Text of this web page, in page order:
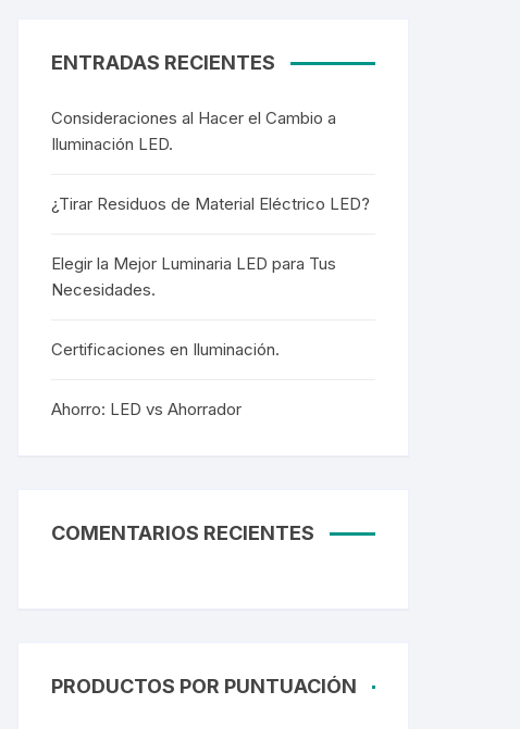
Cortesía
Colgantes
Colgantes
Mangueras LED
60CM
Curvalum
ENTRADAS RECIENTES
Consideraciones al Hacer el Cambio a
Iluminación LED.
¿Tirar Residuos de Material Eléctrico LED?
Elegir la Mejor Luminaria LED para Tus
Necesidades.
Certificaciones en Iluminación.
Ahorro: LED vs Ahorrador
COMENTARIOS RECIENTES
PRODUCTOS POR PUNTUACIÓN